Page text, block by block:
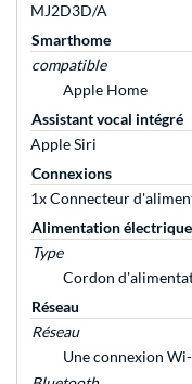
MJ2D3D/A
Smarthome
compatible
Apple Home
Assistant vocal intégré
Apple Siri
Connexions
1x Connecteur
Alimentation électrique
Type
Cordon
Réseau
Réseau
Une connexion